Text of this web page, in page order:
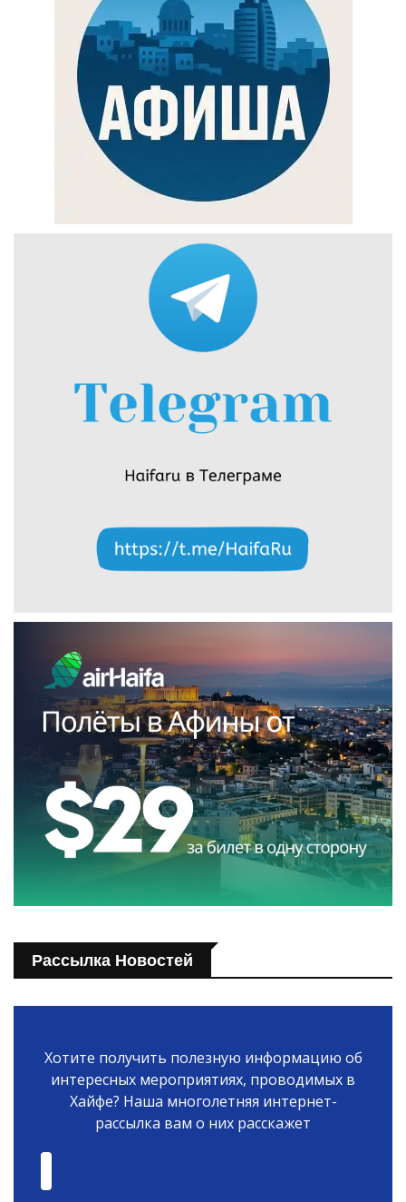
Рассылка Новостей
Хотите получить полезную информацию об
интересных мероприятиях, проводимых в
Хайфе? Наша многолетняя интернет-
рассылка вам о них расскажет